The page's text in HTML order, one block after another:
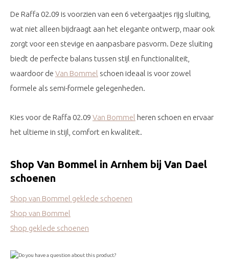
De Raffa 02.09 is voorzien van een 6 vetergaatjes rijg sluiting,
wat niet alleen bijdraagt aan het elegante ontwerp, maar ook
zorgt voor een stevige en aanpasbare pasvorm. Deze sluiting
biedt de perfecte balans tussen stijl en functionaliteit,
waardoor de Van Bommel schoen ideaal is voor zowel
formele als semi-formele gelegenheden.
Kies voor de Raffa 02.09 Van Bommel heren schoen en ervaar
het ultieme in stijl, comfort en kwaliteit.
Shop Van Bommel in Arnhem bij Van Dael
schoenen
Shop van Bommel geklede schoenen
Shop van Bommel
Shop geklede schoenen